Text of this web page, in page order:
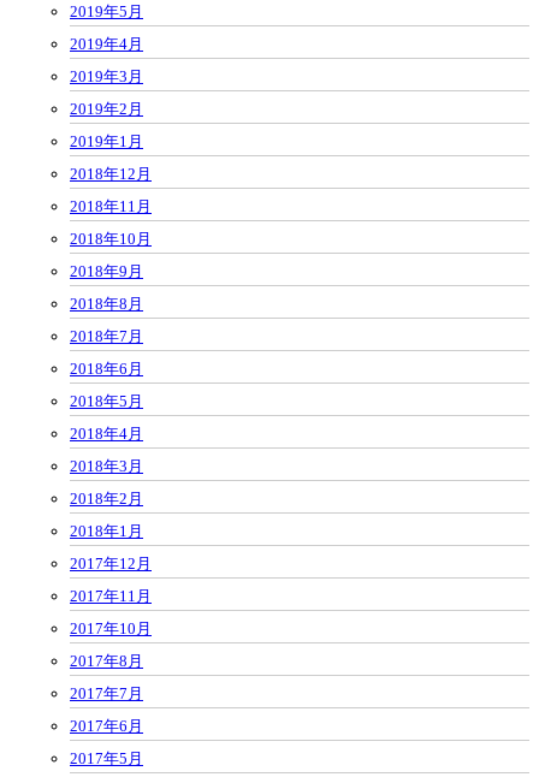
2019年5月
2019年4月
2019年3月
2019年2月
2019年1月
2018年12月
2018年11月
2018年10月
2018年9月
2018年8月
2018年7月
2018年6月
2018年5月
2018年4月
2018年3月
2018年2月
2018年1月
2017年12月
2017年11月
2017年10月
2017年8月
2017年7月
2017年6月
2017年5月